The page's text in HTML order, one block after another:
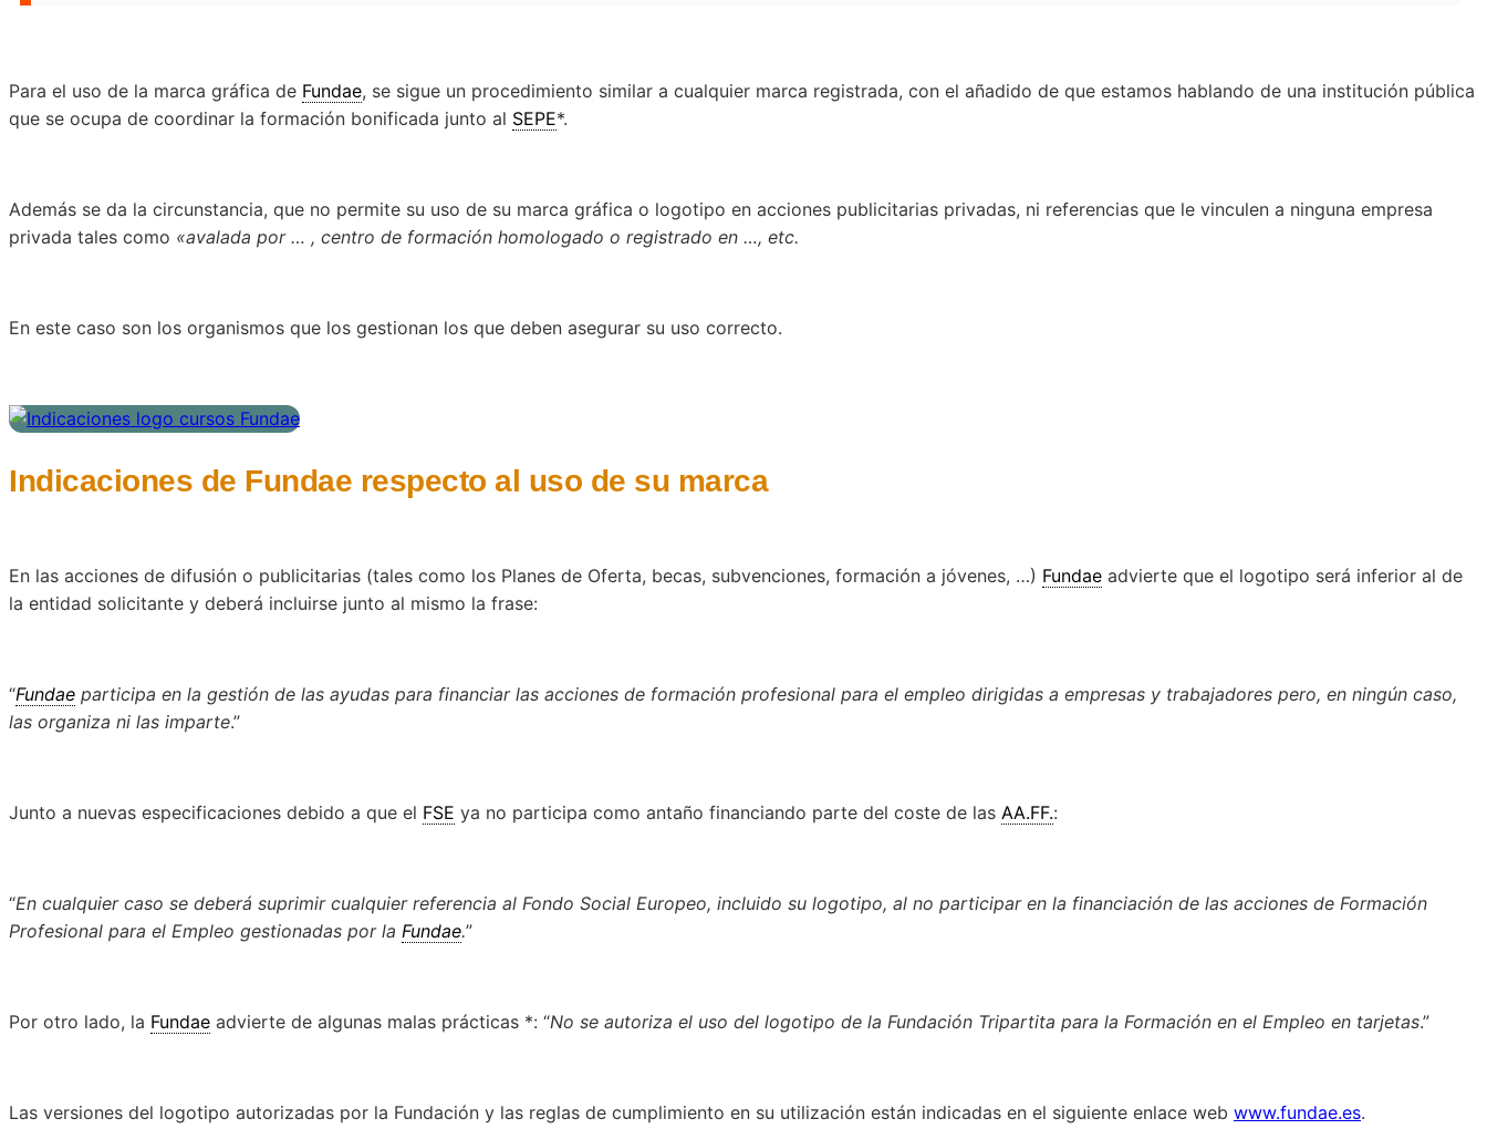
Para el uso de la marca gráfica de Fundae, se sigue un procedimiento similar a cualquier marca registrada, con el añadido de que estamos hablando de una institución pública
que se ocupa de coordinar la formación bonificada junto al SEPE*.
Además se da la circunstancia, que no permite su uso de su marca gráfica o logotipo en acciones publicitarias privadas, ni referencias que le vinculen a ninguna empresa
privada tales como «avalada por … , centro de formación homologado o registrado en …, etc.
En este caso son los organismos que los gestionan los que deben asegurar su uso correcto.
Indicaciones de Fundae respecto al uso de su marca
En las acciones de difusión o publicitarias (tales como los Planes de Oferta, becas, subvenciones, formación a jóvenes, …) Fundae advierte que el logotipo será inferior al de
la entidad solicitante y deberá incluirse junto al mismo la frase:
“Fundae participa en la gestión de las ayudas para financiar las acciones de formación profesional para el empleo dirigidas a empresas y trabajadores pero, en ningún caso,
las organiza ni las imparte.”
Junto a nuevas especificaciones debido a que el FSE ya no participa como antaño financiando parte del coste de las AA.FF.:
“En cualquier caso se deberá suprimir cualquier referencia al Fondo Social Europeo, incluido su logotipo, al no participar en la financiación de las acciones de Formación
Profesional para el Empleo gestionadas por la Fundae.”
Por otro lado, la Fundae advierte de algunas malas prácticas *: “No se autoriza el uso del logotipo de la Fundación Tripartita para la Formación en el Empleo en tarjetas.”
Las versiones del logotipo autorizadas por la Fundación y las reglas de cumplimiento en su utilización están indicadas en el siguiente enlace web www.fundae.es.